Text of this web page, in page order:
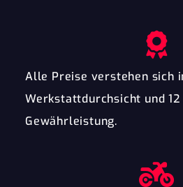
Alle Preise verstehen sich
Werkstattdurchsicht und 12
Gewährleistung.